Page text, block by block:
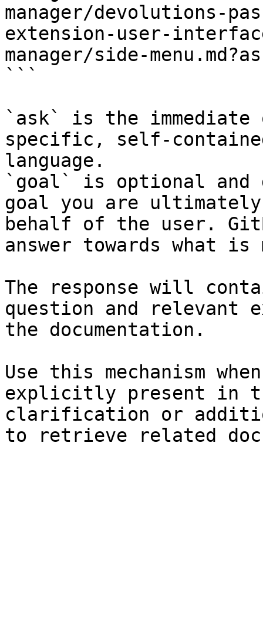
manager/devolutions-
extension-user-
manager/side-
```
`ask` is the
specific, self-
language.
`goal` is optional and
goal you are
behalf of the user.
answer towards what
The response will
question and relevant
the documentation.
Use this mechanism
explicitly present in
clarification or